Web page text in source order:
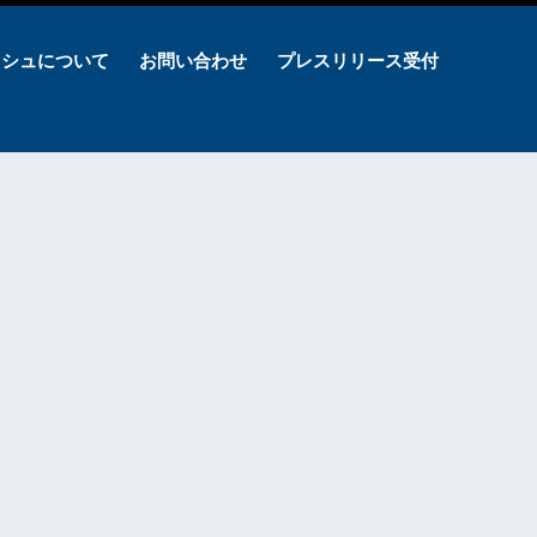
ュについて お問い合わせ プレスリリース受付